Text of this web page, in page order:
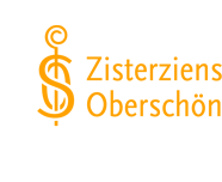
Inhalt
springen